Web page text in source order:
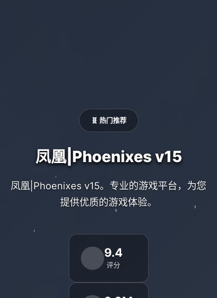
🧬 热门推荐
凤凰|Phoenixes v15
凤凰|Phoenixes v15。专业的游戏平台，为您
提供优质的游戏体验。
9.4
评分